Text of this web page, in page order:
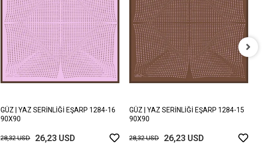
GÜZ | YAZ SERİNLİĞİ EŞARP 1284-16
90X90
28,32 USD 26,23 USD
GÜZ | YAZ SERİNLİĞİ EŞARP 1284-15
90X90
28,32 USD 26,23 USD